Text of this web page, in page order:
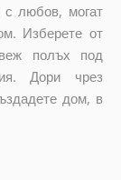
с любов, могат
Изберете от
полъх под
Дори чрез
дом, в